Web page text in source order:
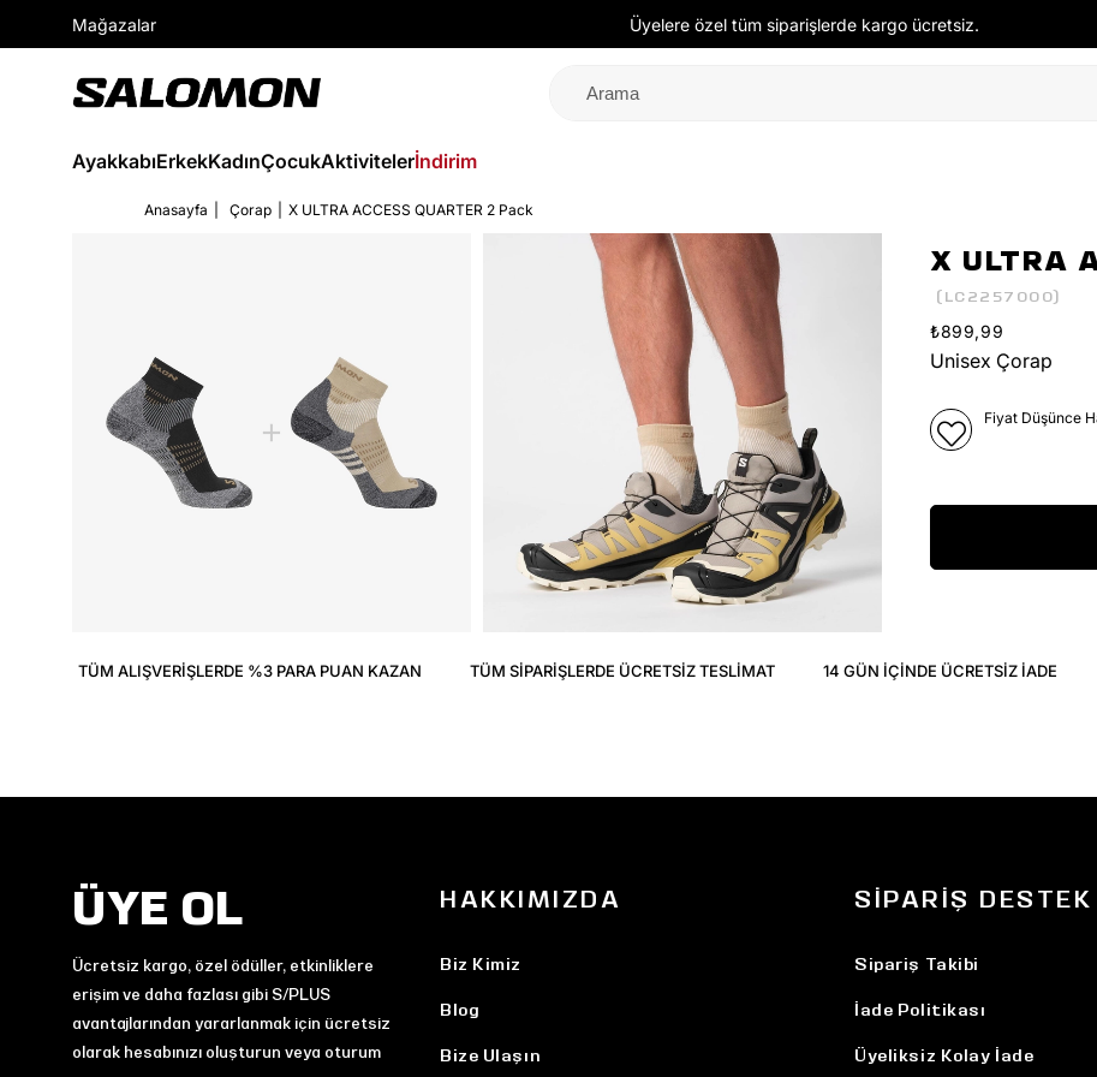
Mağazalar Üyelere özel tüm siparişlerde kargo ücretsiz.
AyakkabıErkekKadınÇocukAktivitelerİndirim
Anasayfa Çorap X ULTRA ACCESS QUARTER 2 Pack
X ULTRA
(LC2257000)
₺899,99
Unisex Çorap
Fiyat Düşünce
TÜM ALIŞVERIŞLERDE %3 PARA PUAN KAZAN TÜM SIPARIŞLERDE ÜCRETSIZ TESLIMAT 14 GÜN IÇINDE ÜCRETSIZ IADE
ÜYE OL
Ücretsiz kargo, özel ödüller, etkinliklere
erişim ve daha fazlası gibi S/PLUS
avantajlarından yararlanmak için ücretsiz
olarak hesabınızı oluşturun veya oturum
HAKKIMIZDA
Biz Kimiz
Blog
Bize Ulaşın
SIPARIŞ DESTEK
Sipariş Takibi
İade Politikası
Üyeliksiz Kolay İade